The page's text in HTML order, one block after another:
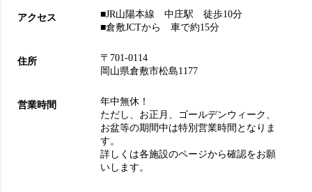
アクセス
■JR山陽本線 中庄駅 徒歩10分
■倉敷JCTから 車で約15分
住所
〒701-0114
岡山県倉敷市松島1177
営業時間
年中無休！
ただし、お正月、ゴールデンウィーク、
お盆等の期間中は特別営業時間となりま
す。
詳しくは各施設のページから確認をお願
いします。